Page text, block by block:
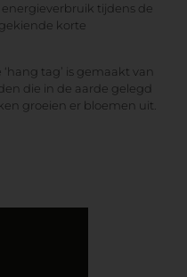
tijdens de
korte
tag’ is gemaakt van
die in de aarde gelegd
groeien er bloemen uit.